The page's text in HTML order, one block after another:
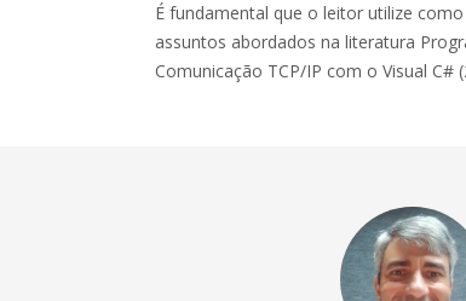
É fundamental que o leitor utilize
assuntos abordados na literatura
Comunicação TCP/IP com o Visual